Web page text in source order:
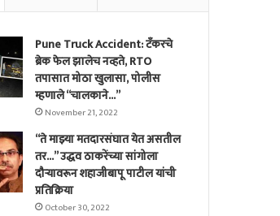
Pune Truck Accident: टँकरचे
ब्रेक फेल झालेच नव्हते, RTO
तपासात मोठा खुलासा, पोलीस
म्हणाले “चालकाने…”
November 21, 2022
“ते माझ्या मतदारसंघात येत असतील
तर…” उद्धव ठाकरेंच्या सांगोला
दौऱ्यावरून शहाजीबापू पाटील यांची
प्रतिक्रिया
October 30, 2022